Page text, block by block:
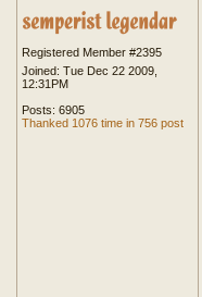
Registered Member #2395
Joined: Tue Dec 22 2009,
12:31PM
Posts: 6905
Thanked 1076 time in 756 post